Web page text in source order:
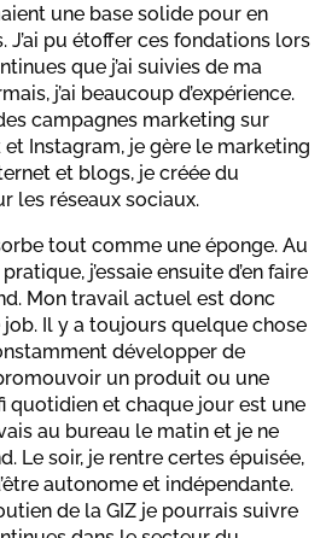
une base solide pour en
J’ai pu étoffer ces fondations lors
que j’ai suivies de ma
j’ai beaucoup d’expérience.
campagnes marketing sur
Instagram, je gère le marketing
et blogs, je créée du
les réseaux sociaux.
tout comme une éponge. Au
j’essaie ensuite d’en faire
Mon travail actuel est donc
job. Il y a toujours quelque chose
développer de
un produit ou une
quotidien et chaque jour est une
au bureau le matin et je ne
Le soir, je rentre certes épuisée,
autonome et indépendante.
de la GIZ je pourrais suivre